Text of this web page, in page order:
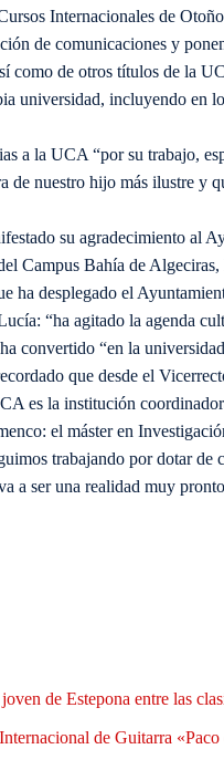
Internacionales de
de comunicaciones y
como de otros títulos de la
universidad, incluyendo en
a la UCA “por su trabajo,
de nuestro hijo más ilustre y
su agradecimiento al
Campus Bahía de
ha desplegado el
“ha agitado la agenda
convertido “en la
que desde el
es la institución
el máster en
trabajando por dotar
a ser una realidad muy
de Estepona entre las
de Guitarra